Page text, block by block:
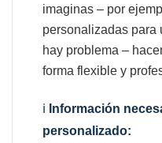
imaginas – por
personalizadas para
hay problema –
forma flexible y
ℹ️ Información
personalizado: